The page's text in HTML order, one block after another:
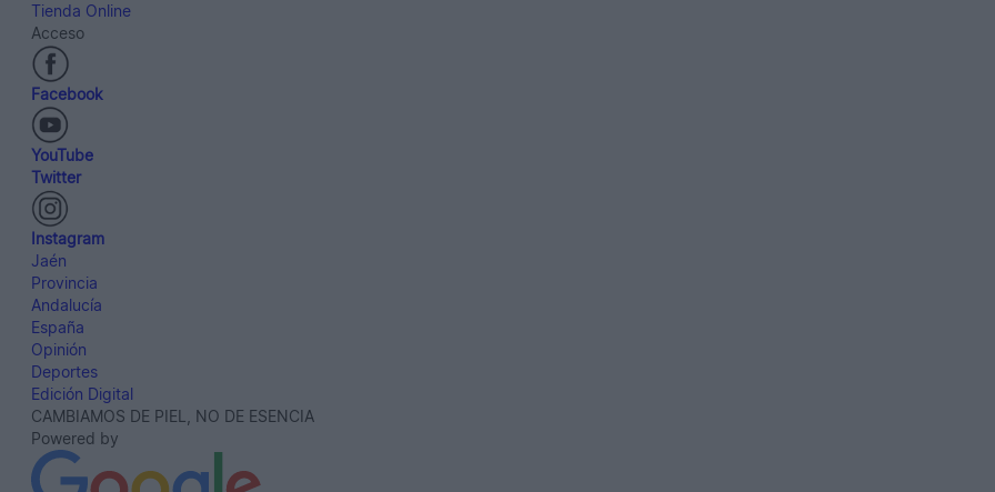
Tienda Online
Acceso
Facebook
YouTube
Twitter
Instagram
Jaén
Provincia
Andalucía
España
Opinión
Deportes
Edición Digital
CAMBIAMOS DE PIEL, NO DE ESENCIA
Powered by